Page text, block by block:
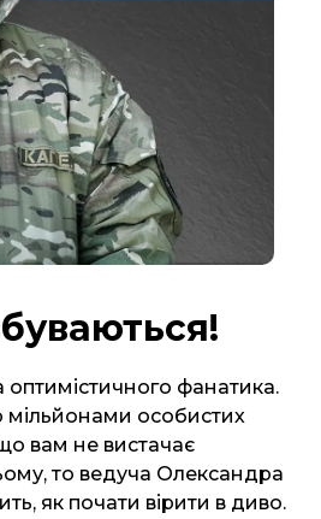
фанатика.
особистих
вам не вистачає
то ведуча Олександра
як почати вірити в диво.